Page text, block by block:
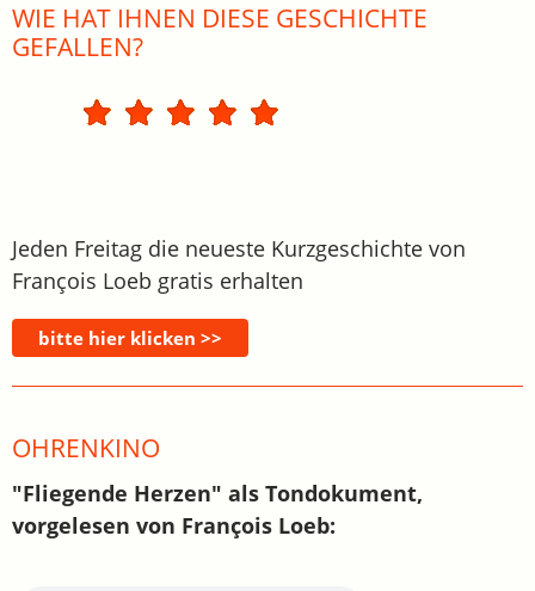
WIE HAT IHNEN DIESE GESCHICHTE
GEFALLEN?
Jeden Freitag die neueste Kurzgeschichte von
François Loeb gratis erhalten
OHRENKINO
"Fliegende Herzen" als Tondokument,
vorgelesen von François Loeb: